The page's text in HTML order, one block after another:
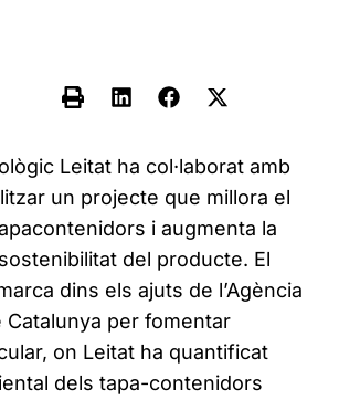
Leitat ha col·laborat amb
un projecte que millora el
i augmenta la
del producte. El
dins els ajuts de l’Agència
Catalunya per fomentar
on Leitat ha quantificat
dels tapa-contenidors